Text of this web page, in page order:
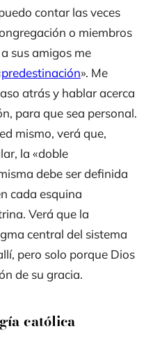
contar las veces
o miembros
sus amigos me
predestinación». Me
atrás y hablar acerca
para que sea personal.
mismo, verá que,
la «doble
debe ser definida
cada esquina
Verá que la
central del sistema
pero solo porque Dios
de su gracia.
católica